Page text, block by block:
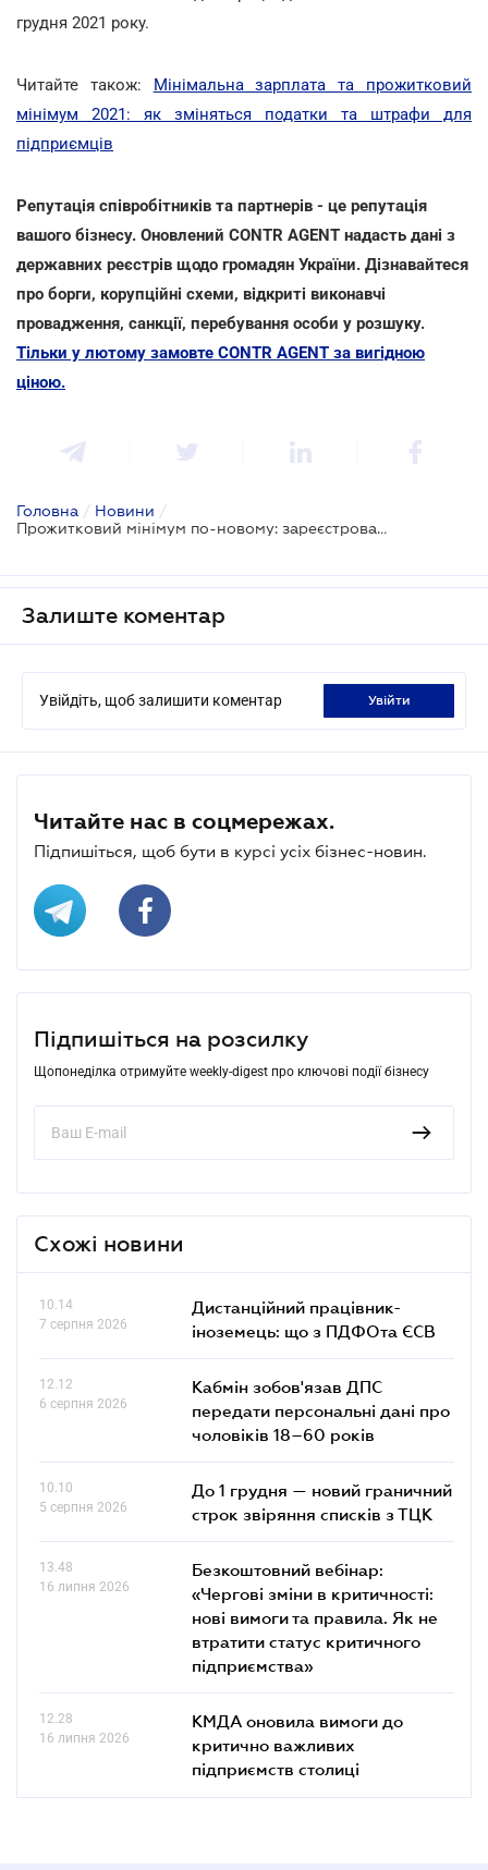
грудня 2021 року.
Читайте також: Мінімальна зарплата та прожитковий
мінімум 2021: як зміняться податки та штрафи для
підприємців
Репутація співробітників та партнерів - це репутація
вашого бізнесу. Оновлений CONTR AGENT надасть дані з
державних реєстрів щодо громадян України. Дізнавайтеся
про борги, корупційні схеми, відкриті виконавчі
провадження, санкції, перебування особи у розшуку.
Тільки у лютому замовте CONTR AGENT за вигідною
ціною.
Головна / Новини /
Прожитковий мінімум по-новому: зареєстровано проект Закону
Залиште коментар
Увійдіть, щоб залишити коментар увійти
Читайте нас в соцмережах.
Підпишіться, щоб бути в курсі усіх бізнес-новин.
Підпишіться на розсилку
Щопонеділка отримуйте weekly-digest про ключові події бізнесу
Схожі новини
10.14
7 серпня 2026
Дистанційний працівник-
іноземець: що з ПДФОта ЄСВ
12.12
6 серпня 2026
Кабмін зобов'язав ДПС
передати персональні дані про
чоловіків 18–60 років
10.10
5 серпня 2026
До 1 грудня — новий граничний
строк звіряння списків з ТЦК
13.48
16 липня 2026
Безкоштовний вебінар:
«Чергові зміни в критичності:
нові вимоги та правила. Як не
втратити статус критичного
підприємства»
12.28
16 липня 2026
КМДА оновила вимоги до
критично важливих
підприємств столиці